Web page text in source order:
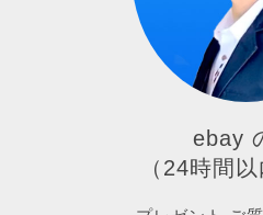
ebay
（24時間以